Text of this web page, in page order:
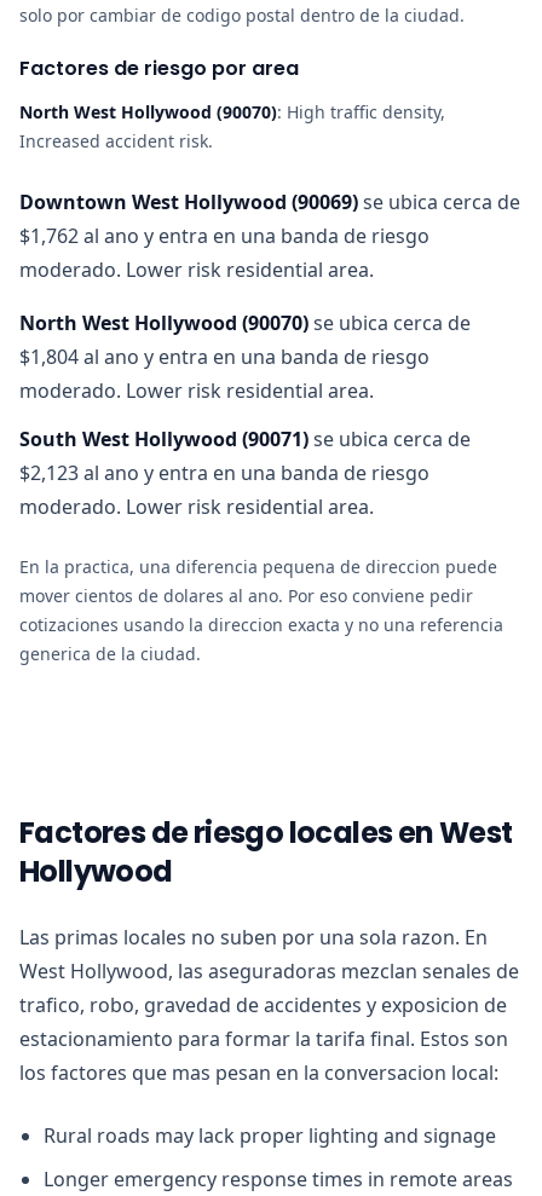
solo por cambiar de codigo postal dentro de la ciudad.
Factores de riesgo por area
North West Hollywood (90070): High traffic density,
Increased accident risk.
Downtown West Hollywood (90069)se ubica cerca de
$1,762 al ano y entra en una banda de riesgo
moderado. Lower risk residential area.
North West Hollywood (90070)se ubica cerca de
$1,804 al ano y entra en una banda de riesgo
moderado. Lower risk residential area.
South West Hollywood (90071)se ubica cerca de
$2,123 al ano y entra en una banda de riesgo
moderado. Lower risk residential area.
En la practica, una diferencia pequena de direccion puede
mover cientos de dolares al ano. Por eso conviene pedir
cotizaciones usando la direccion exacta y no una referencia
generica de la ciudad.
Factores de riesgo locales en West
Hollywood
Las primas locales no suben por una sola razon. En
West Hollywood, las aseguradoras mezclan senales de
trafico, robo, gravedad de accidentes y exposicion de
estacionamiento para formar la tarifa final. Estos son
los factores que mas pesan en la conversacion local:
Rural roads may lack proper lighting and signage
Longer emergency response times in remote areas